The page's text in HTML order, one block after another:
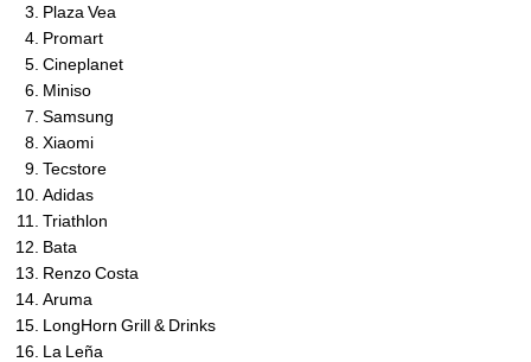
Plaza Vea
Promart
Cineplanet
Miniso
Samsung
Xiaomi
Tecstore
Adidas
Triathlon
Bata
Renzo Costa
Aruma
LongHorn Grill & Drinks
La Leña